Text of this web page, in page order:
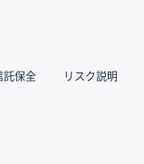
託保全 リスク説明